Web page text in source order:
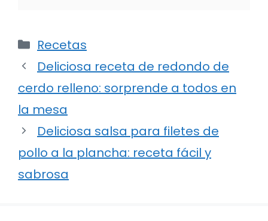
Categorías
Recetas
Deliciosa receta de redondo de
cerdo relleno: sorprende a todos en
la mesa
Deliciosa salsa para filetes de
pollo a la plancha: receta fácil y
sabrosa